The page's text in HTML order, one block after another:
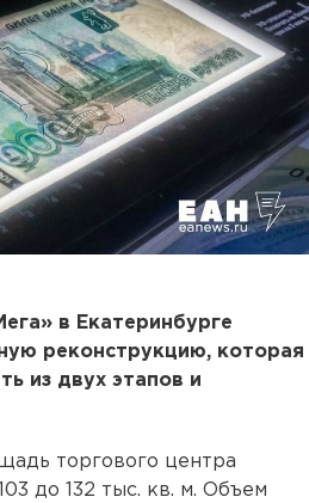
в Екатеринбурге
реконструкцию, которая
из двух этапов и
торгового центра
до 132 тыс. кв. м. Объем